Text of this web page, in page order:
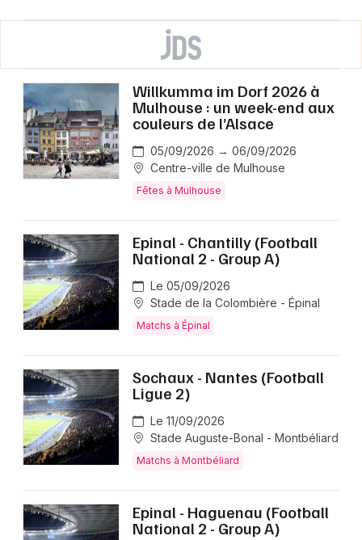
Willkumma im Dorf 2026 à
Mulhouse : un week-end aux
couleurs de l’Alsace
05/09/2026 → 06/09/2026
Centre-ville de Mulhouse
Fêtes à Mulhouse
Epinal - Chantilly (Football
National 2 - Group A)
Le 05/09/2026
Stade de la Colombière - Épinal
Matchs à Épinal
Sochaux - Nantes (Football
Ligue 2)
Le 11/09/2026
Stade Auguste-Bonal - Montbéliard
Matchs à Montbéliard
Epinal - Haguenau (Football
National 2 - Group A)